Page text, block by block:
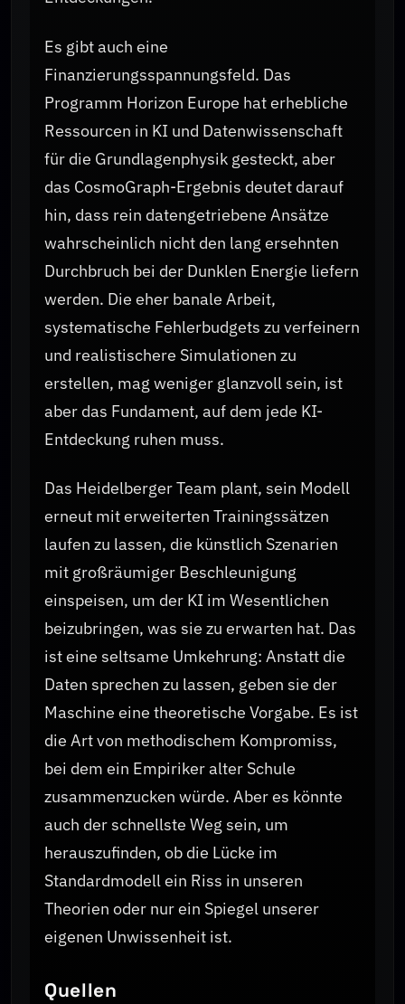
Es gibt auch eine
Finanzierungsspannungsfeld. Das
Programm Horizon Europe hat erhebliche
Ressourcen in KI und Datenwissenschaft
für die Grundlagenphysik gesteckt, aber
das CosmoGraph-Ergebnis deutet darauf
hin, dass rein datengetriebene Ansätze
wahrscheinlich nicht den lang ersehnten
Durchbruch bei der Dunklen Energie liefern
werden. Die eher banale Arbeit,
systematische Fehlerbudgets zu verfeinern
und realistischere Simulationen zu
erstellen, mag weniger glanzvoll sein, ist
aber das Fundament, auf dem jede KI-
Entdeckung ruhen muss.
Das Heidelberger Team plant, sein Modell
erneut mit erweiterten Trainingssätzen
laufen zu lassen, die künstlich Szenarien
mit großräumiger Beschleunigung
einspeisen, um der KI im Wesentlichen
beizubringen, was sie zu erwarten hat. Das
ist eine seltsame Umkehrung: Anstatt die
Daten sprechen zu lassen, geben sie der
Maschine eine theoretische Vorgabe. Es ist
die Art von methodischem Kompromiss,
bei dem ein Empiriker alter Schule
zusammenzucken würde. Aber es könnte
auch der schnellste Weg sein, um
herauszufinden, ob die Lücke im
Standardmodell ein Riss in unseren
Theorien oder nur ein Spiegel unserer
eigenen Unwissenheit ist.
Quellen